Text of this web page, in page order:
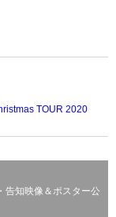
TOUR 2020
告知映像＆ポスター公